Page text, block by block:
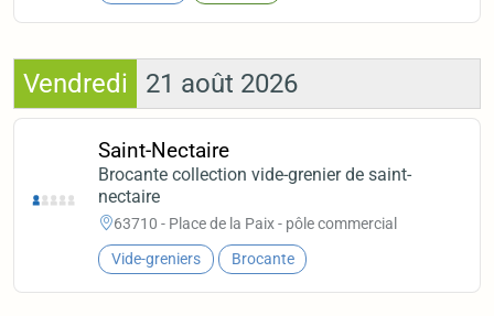
Vendredi 21 août 2026
Saint-Nectaire
Brocante collection vide-grenier de saint-
nectaire
63710 - Place de la Paix - pôle commercial
Vide-greniers Brocante